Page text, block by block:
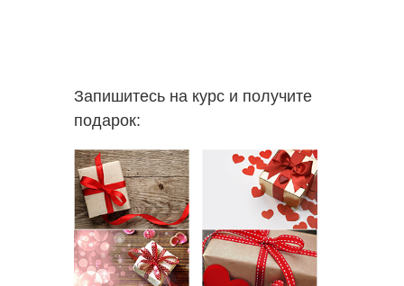
Запишитесь на курс и получите
подарок: